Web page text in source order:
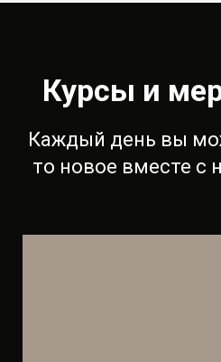
Курсы и
Каждый день вы
то новое вместе